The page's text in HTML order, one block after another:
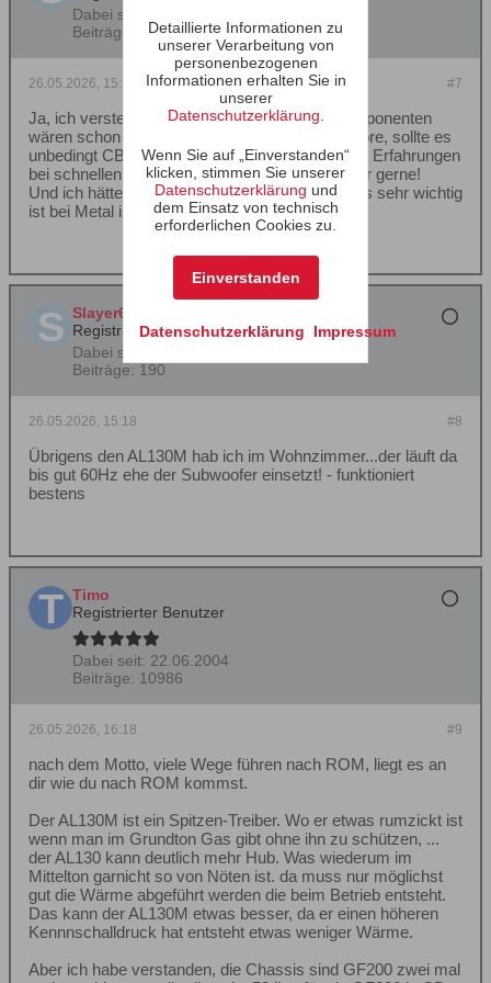
Dabei seit:
Beiträge:
190
#7
26.05.2026, 15:16
Ja, ich verstehe dich! Aber wie gesagt alle Komponenten
wären schon da! Da ich ausschließlich Metal höre, sollte es
unbedingt CB sein! Mit BR hab ich da schlechte Erfahrungen
bei schnellen Bassläufen - das dröhnt dann sehr gerne!
Und ich hätte auch gerne viel Tiefgang! Und was sehr wichtig
ist bei Metal ist die Phase!
Slayer667
Registrierter Benutzer
Dabei seit:
Beiträge: 190
#8
26.05.2026, 15:18
Übrigens den AL130M hab ich im Wohnzimmer...der läuft da
bis gut 60Hz ehe der Subwoofer einsetzt! - funktioniert
bestens
Timo
Registrierter Benutzer
Dabei seit: 22.06.2004
Beiträge: 10986
#9
26.05.2026, 16:18
nach dem Motto, viele Wege führen nach ROM, liegt es an
dir wie du nach ROM kommst.
Der AL130M ist ein Spitzen-Treiber. Wo er etwas rumzickt ist
wenn man im Grundton Gas gibt ohne ihn zu schützen, ...
der AL130 kann deutlich mehr Hub. Was wiederum im
Mittelton garnicht so von Nöten ist. da muss nur möglichst
gut die Wärme abgeführt werden die beim Betrieb entsteht.
Das kann der AL130M etwas besser, da er einen höheren
Kennnschalldruck hat entsteht etwas weniger Wärme.
Aber ich habe verstanden, die Chassis sind GF200 zwei mal
Detaillierte Informationen zu
unserer Verarbeitung von
personenbezogenen
Informationen erhalten Sie in
unserer
Datenschutzerklärung
Wenn Sie auf „Einverstanden“
klicken, stimmen Sie unserer
Datenschutzerklärung und
dem Einsatz von technisch
erforderlichen Cookies zu.
Datenschutzerklärung Impressum
Einverstanden